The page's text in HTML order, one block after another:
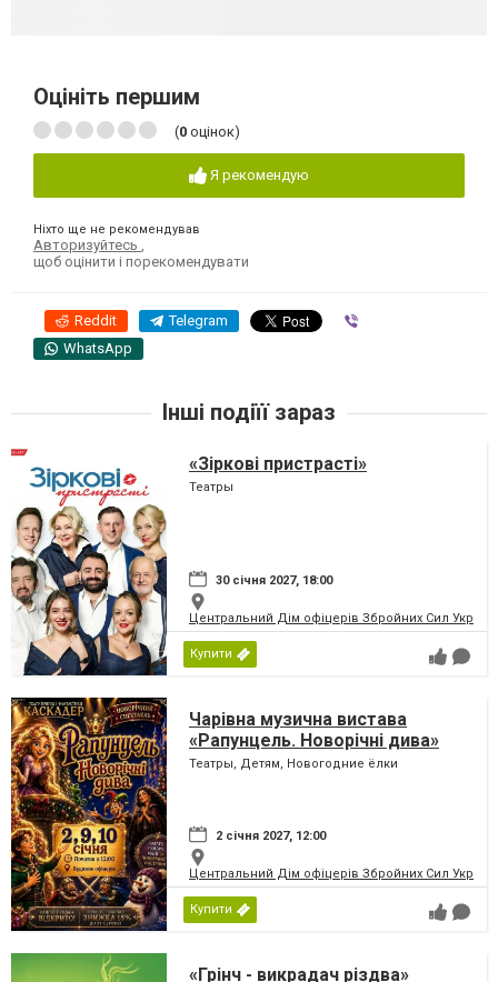
Оцініть першим
(0 оцінок)
Я рекомендую
Ніхто ще не рекомендував
Авторизуйтесь ,
щоб оцінити і порекомендувати
Reddit Telegram
WhatsApp
Інші подіїї зараз
«Зіркові пристрасті»
Театры
30 січня 2027, 18:00
Центральний Дім офіцерів Збройних Сил
Купити
Чарівна музична вистава
«Рапунцель. Новорічні дива»
Театры, Детям, Новогодние ёлки
2 січня 2027, 12:00
Центральний Дім офіцерів Збройних Сил
Купити
«Грінч - викрадач різдва»